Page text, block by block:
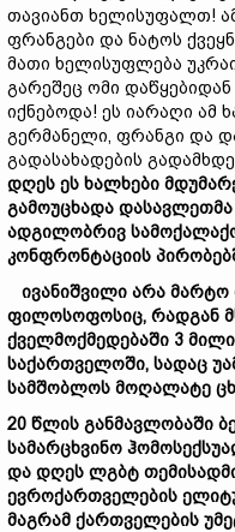
თავიანთ ხელისუფალთ!
ფრანგები და ნატოს
მათი ხელისუფლება
გარეშეც ომი
იქნებოდა! ეს იარაღი ამ
გერმანელი, ფრანგი და
გადასახადების
დღეს ეს ხალხები
გამოუცხადა დასავლეთმა
ადგილობრივ
კონფრონტაციის
ივანიშვილი არა მარტო
ფილოსოფოსიც, რადგან
ქველმოქმედებაში 3
საქართველოში, სადაც
სამშობლოს მოღალატე
20 წლის განმავლობაში
სამარცხვინო
და დღეს ლგბტ
ევროქართველების
მაგრამ ქართველების